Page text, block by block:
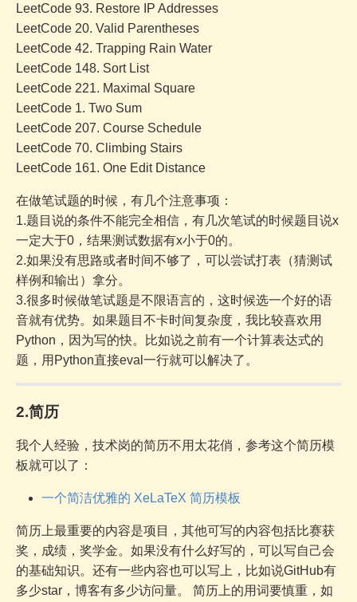
LeetCode 93. Restore IP Addresses
LeetCode 20. Valid Parentheses
LeetCode 42. Trapping Rain Water
LeetCode 148. Sort List
LeetCode 221. Maximal Square
LeetCode 1. Two Sum
LeetCode 207. Course Schedule
LeetCode 70. Climbing Stairs
LeetCode 161. One Edit Distance
在做笔试题的时候，有几个注意事项：
1.题目说的条件不能完全相信，有几次笔试的时候题目说x
一定大于0，结果测试数据有x小于0的。
2.如果没有思路或者时间不够了，可以尝试打表（猜测试
样例和输出）拿分。
3.很多时候做笔试题是不限语言的，这时候选一个好的语
音就有优势。如果题目不卡时间复杂度，我比较喜欢用
Python，因为写的快。比如说之前有一个计算表达式的
题，用Python直接eval一行就可以解决了。
2.简历
我个人经验，技术岗的简历不用太花俏，参考这个简历模
板就可以了：
一个简洁优雅的 XeLaTeX 简历模板
简历上最重要的内容是项目，其他可写的内容包括比赛获
奖，成绩，奖学金。如果没有什么好写的，可以写自己会
的基础知识。还有一些内容也可以写上，比如说GitHub有
多少star，博客有多少访问量。 简历上的用词要慎重，如